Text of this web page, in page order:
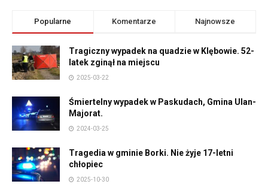
Popularne Komentarze Najnowsze
Tragiczny wypadek na quadzie w Klębowie. 52-
latek zginął na miejscu
2025-03-22
Śmiertelny wypadek w Paskudach, Gmina Ulan-
Majorat.
2024-03-25
Tragedia w gminie Borki. Nie żyje 17-letni
chłopiec
2025-10-30